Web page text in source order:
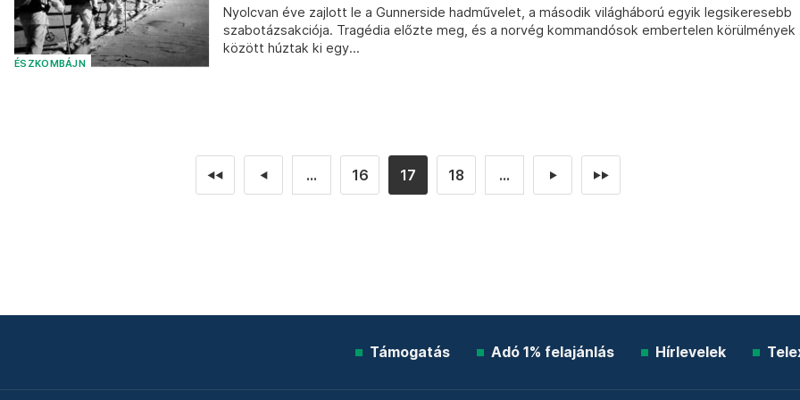
ÉSZKOMBÁJN
Nyolcvan éve zajlott le a Gunnerside hadművelet, a második világháború egyik legsikeresebb
szabotázsakciója. Tragédia előzte meg, és a norvég kommandósok embertelen körülmények
között húztak ki egy...
◄◄ ◄ ... 16 17 18 ... ► ►►
Támogatás Adó 1% felajánlás Hírlevelek